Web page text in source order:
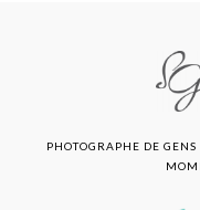
PHOTOGRAPHE DE